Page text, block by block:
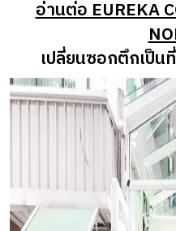
อ่านต่อ EUREKA
เปลี่ยนซอกตึกเป็น